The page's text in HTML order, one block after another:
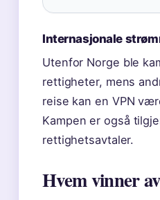
Internasjonale
Utenfor Norge ble
rettigheter, mens
reise kan en VPN
Kampen er også
rettighetsavtaler.
Hvem vinner